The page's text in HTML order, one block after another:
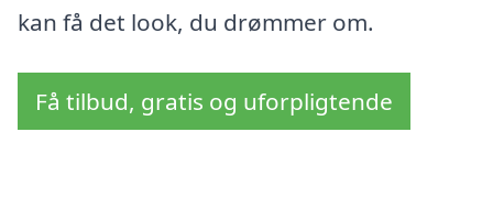
kan få det look, du drømmer om.
Få tilbud, gratis og uforpligtende